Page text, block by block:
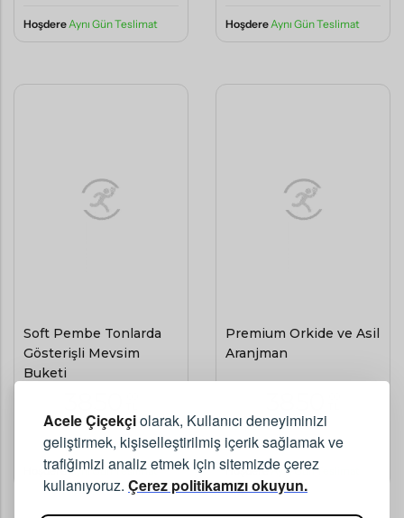
Acele Çiçekçiolarak, Kullanıcı deneyiminizi
geliştirmek, kişiselleştirilmiş içerik sağlamak ve
trafiğimizi analiz etmek için sitemizde çerez
kullanıyoruz. Çerez politikamızı okuyun.
HoşdereAynı Gün Teslimat HoşdereAynı Gün Teslimat
Soft Pembe Tonlarda
Gösterişli Mevsim
Buketi
(KDV Dahil)
HoşdereAynı Gün Teslimat
Premium Orkide ve Asil
Aranjman
(KDV Dahil)
HoşdereAynı Gün Teslimat